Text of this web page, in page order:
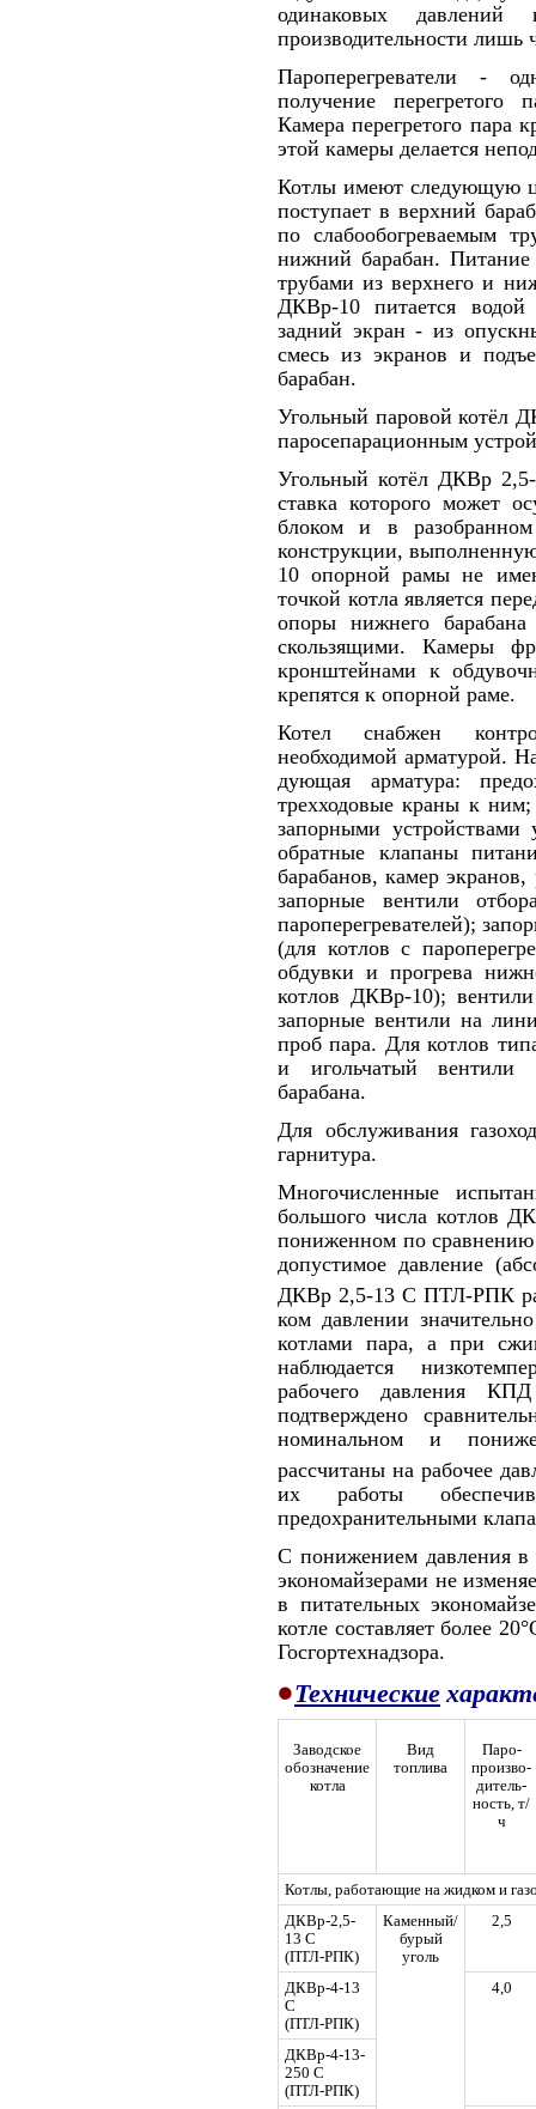
одинаковых
производительности лишь
Пароперегреватели -
получение перегрето­го
Камера перегретого пара
этой камеры делается
Котлы имеют следующую
поступает в верхний
по слабообогреваемым
нижний барабан. Питание
трубами из верхнего и
ДКВр-10 питается водой
задний экран - из
смесь из экранов и
барабан.
Угольный паровой котёл
паросепарационным
Угольный котёл ДКВр
ставка которого может
блоком и в
конструкции,
10 опорной ра­мы не
точкой котла является
опоры нижнего
скользящими. Камеры
кронштейнами к
крепятся к опорной раме.
Котел снабжен
необходимой арматурой.
дующая арматура:
трехходовые краны к
запорными устройствами
обратные клапаны
барабанов, камер экранов,
запорные вентили
пароперегревателей);
(для котлов с
обдувки и прогрева
котлов ДКВр-10);
запорные вентили на
проб пара. Для котлов
и игольчатый вентили
барабана.
Для обслуживания
гарнитура.
Многочисленные
большого числа котлов
пониженном по
допу­стимое давление
ДКВр 2,5-13 С ПТЛ-РПК
ком давлении
котлами пара, а при
наблюдается
рабочего давления
подтвержде­но
номинальном и
рассчитаны на рабочее
их работы
предохранительными
С понижением давления в
экономайзе­рами не
в питательных
кот­ле составляет более
Госгортехнадзора.
• Технические
Заводское
обозначение
котла
Вид
топлива
Паро-
произво-
дитель-
ность, т/
ч
Котлы, работающие на жидком и
ДКВр-2,5-
13 С
(ПТЛ-РПК)
Каменный/
бурый
уголь
2,5
ДКВр-4-13
С
(ПТЛ-РПК)
4,0
ДКВр-4-13-
250 С
(ПТЛ-РПК)